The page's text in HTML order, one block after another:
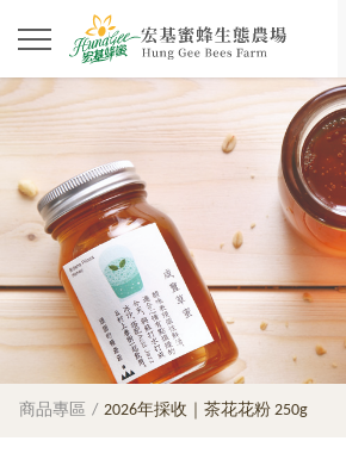
商品專區 2026年採收｜茶花花粉 250g